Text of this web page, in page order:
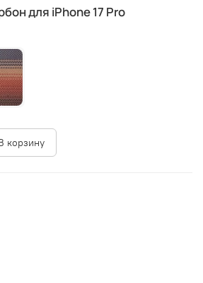
для iPhone 17 Pro
корзину